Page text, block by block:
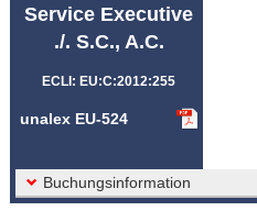
Service Executive
./. S.C., A.C.
ECLI: EU:C:2012:255
unalex EU-524
Buchungsinformation